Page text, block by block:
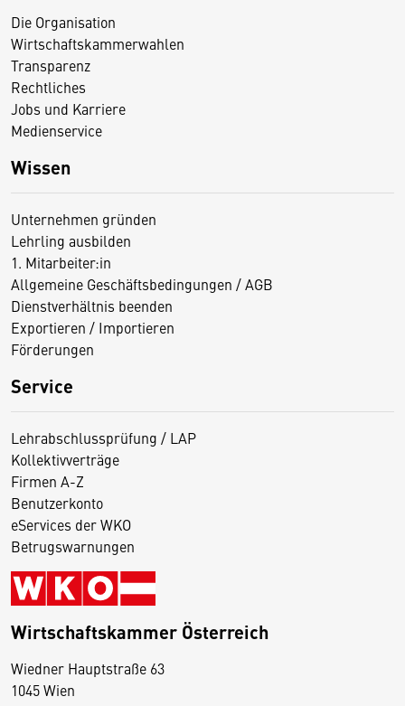
Die Organisation
Wirtschaftskammerwahlen
Transparenz
Rechtliches
Jobs und Karriere
Medienservice
Wissen
Unternehmen gründen
Lehrling ausbilden
1. Mitarbeiter:in
Allgemeine Geschäftsbedingungen / AGB
Dienstverhältnis beenden
Exportieren / Importieren
Förderungen
Service
Lehrabschlussprüfung / LAP
Kollektivverträge
Firmen A-Z
Benutzerkonto
eServices der WKO
Betrugswarnungen
Wirtschaftskammer Österreich
Wiedner Hauptstraße 63
1045 Wien
D